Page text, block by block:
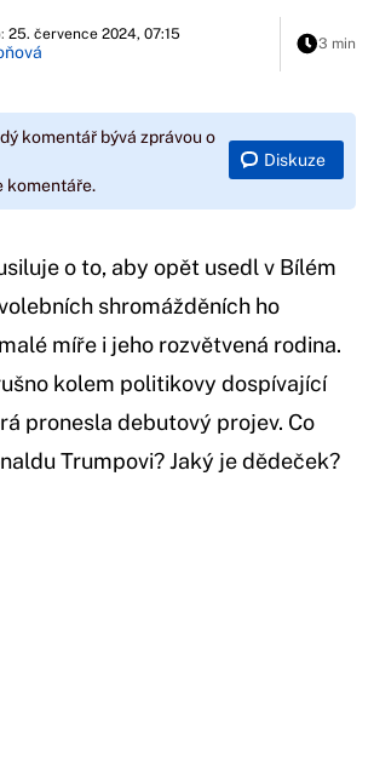
25. července 2024, 07:15
3 min
komentář bývá zprávou o
komentáře.
Diskuze
o to, aby opět usedl v Bílém
shromážděních ho
míře i jeho rozvětvená rodina.
kolem politikovy dospívající
pronesla debutový projev. Co
Trumpovi? Jaký je dědeček?